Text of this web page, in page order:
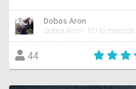
Dobos Aron
44